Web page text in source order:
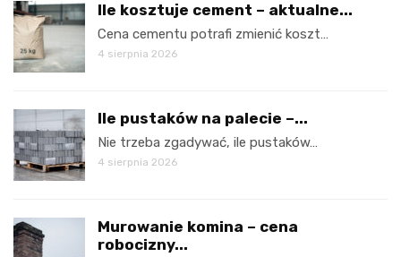
Ile kosztuje cement – aktualne...
Cena cementu potrafi zmienić koszt…
4 sierpnia 2026
Ile pustaków na palecie –...
Nie trzeba zgadywać, ile pustaków…
4 sierpnia 2026
Murowanie komina – cena
robocizny...